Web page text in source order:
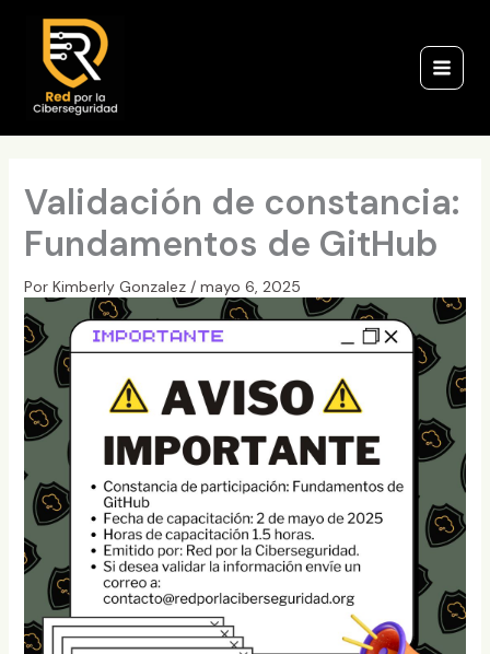
contenido
Validación de constancia:
Fundamentos de GitHub
Por Kimberly Gonzalez / mayo 6, 2025